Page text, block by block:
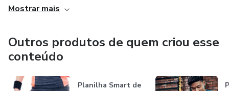
outra empresa no ramo de vendas.
esportes, atividades esportivas, exercícios físicos, etc...
crio conteúdos para o mercado de ações.
Mostrar mais
Outros produtos de quem criou esse
conteúdo
Planilha Smart de